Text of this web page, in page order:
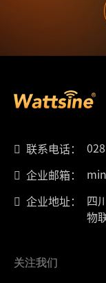
联系电话：
企业邮箱：
企业地址：
四
物
关注我们